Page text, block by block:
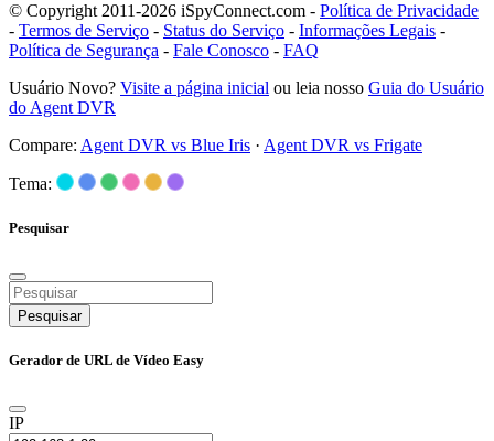
© Copyright 2011-2026 iSpyConnect.com - Política de Privacidade
- Termos de Serviço - Status do Serviço - Informações Legais -
Política de Segurança - Fale Conosco - FAQ
Usuário Novo? Visite a página inicial ou leia nosso Guia do Usuário
do Agent DVR
Compare: Agent DVR vs Blue Iris · Agent DVR vs Frigate
Tema:
Pesquisar
Pesquisar
Gerador de URL de Vídeo Easy
IP